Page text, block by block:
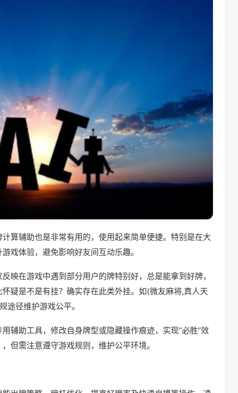
算辅助也是非常有用的，使用起来简单便捷。特别是在大
戏体验，避免影响好友间互动乐趣。
映在游戏中遇到部分用户的牌特别好，总是能拿到好牌，
疑是不是有挂？确实存在此类外挂。如(微友麻将,真人天
途径维护游戏公平。
辅助工具，修改自身牌型或隐藏操作痕迹，实现“必胜”效
但需注意遵守游戏规则，维护公平环境。